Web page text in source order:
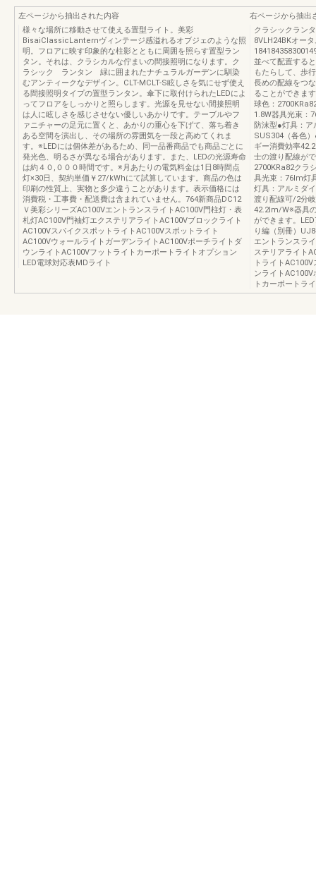
左ページから抽出された内容
様々な場所に移動させて使える置型ライト。美彩
BisaiClassicLanternヴィンテージ感溢れるオブジェのような照
明。フロアに映す印象的な柱影とともに周囲を照らす置型ラン
タン。それは、クラシカルな佇まいの間接照明になります。ク
ラシック ランタン 緑に囲まれたナチュラルガーデンに馴染
むアンティークなデザイン。CLT-MCLT-S眩しさを気にせず使え
る間接照明タイプの置型ランタン。傘下に取付けられたLEDによ
ってフロアをしっかりと照らします。光源を見せない間接照明
は人に眩しさを感じさせない優しいあかりです。テーブルやフ
ァニチャーの足元に置くと、あかりの重心を下げて、落ち着き
ある空間を演出し、その場所の雰囲気を一段と高めてくれま
す。※LEDには個体差があるため、同一品番商品でも商品ごとに
発光色、明るさが異なる場合があります。また、LEDの光源寿命
は約４０,０００時間です。※月あたりの電気料金は1日8時間点
灯×30日、契約単価￥27/kWhにて試算しています。商品の色は
印刷の性質上、実物と多少違うことがあります。表示価格には
消費税・工事費・配送費は含まれていません。764新商品DC12
Ｖ美彩シリーズAC100VエントランスライトAC100V門柱灯・表
札灯AC100V門袖灯エクステリアライトAC100Vブロックライト
AC100VスパイクスポットライトAC100Vスポットライト
AC100VウォールライトガーデンライトAC100Vポーチライトダ
ウンライトAC100Vフットライトカーポートライトオプション
LED電球対応表MDライト
右ページから抽出
クラシックラン
8VLH24BKオー
並べて配置する
もたらして、歩
長めの配線をつ
ることができま
球色：
1.8W器具光束：
防沫型●灯具：ア
SUS304（各色
ギー消費効率
士の渡り配線が
2700KRa82クラ
具光束：76lm灯
灯具：アルミダ
渡り配線可/2分
42.2lm/W※器具
ができます。
り編（別冊）
エントランスラ
ステリアライト
トライト
ンライト
トカーポートラ